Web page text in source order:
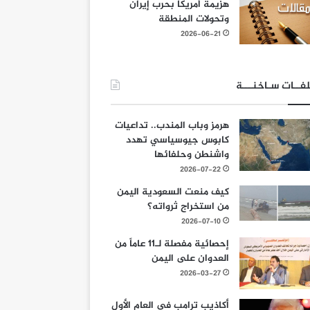
هزيمة أمريكا بحرب إيران
وتحولات المنطقة
2026-06-21
سـاخنـــة
هرمز وباب المندب.. تداعيات
كابوس جيوسياسي تهدد
واشنطن وحلفائها
2026-07-22
كيف منعت السعودية اليمن
من استخراج ثرواته؟
2026-07-10
إحصائية مفصلة لـ11 عاماً من
العدوان على اليمن
2026-03-27
أكاذيب ترامب في العام الأول